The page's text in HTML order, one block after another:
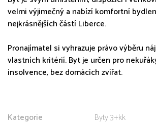
velmi výjimečný a nabízí komfortní
nejkrásnějších částí Liberce.
Pronajímatel si vyhrazuje právo výběru
vlastních kritérií. Byt je určen pro
insolvence, bez domácích zvířat.
Kategorie
Byty 3+kk